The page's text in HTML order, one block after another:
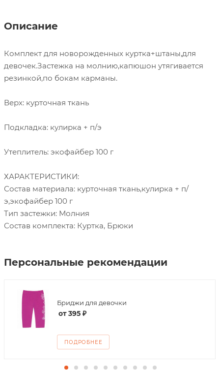
Описание
Комплект для новорожденных куртка+штаны,для
девочек.Застежка на молнию,капюшон утягивается
резинкой,по бокам карманы.
Верх: курточная ткань
Подкладка: кулирка + п/э
Утеплитель: экофайбер 100 г
ХАРАКТЕРИСТИКИ:
Состав материала: курточная ткань,кулирка + п/
э,экофайбер 100 г
Тип застежки: Молния
Состав комплекта: Куртка, Брюки
Персональные рекомендации
Бриджи для девочки
от395 ₽
ПОДРОБНЕЕ